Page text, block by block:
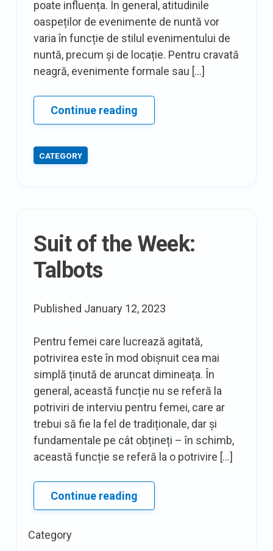
poate influența. În general, atitudinile
oaspeților de evenimente de nuntă vor
varia în funcție de stilul evenimentului de
nuntă, precum și de locație. Pentru cravată
neagră, evenimente formale sau […]
Continue readingInvitat
de
CATEGORY
Suit of the Week:
Talbots
Published January 12, 2023
Pentru femei care lucrează agitată,
potrivirea este în mod obișnuit cea mai
simplă ținută de aruncat dimineața. În
general, această funcție nu se referă la
potriviri de interviu pentru femei, care ar
trebui să fie la fel de tradiționale, dar și
fundamentale pe cât obțineți – în schimb,
această funcție se referă la o potrivire […]
Continue readingSuit
of
Category